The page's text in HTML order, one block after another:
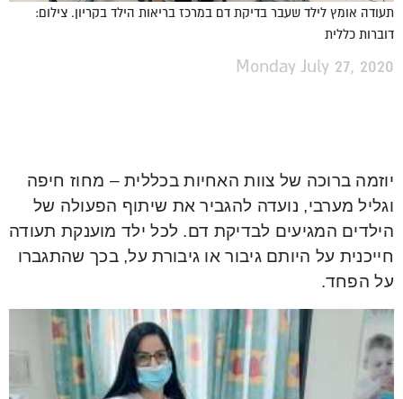
תעודה אומץ לילד שעבר בדיקת דם במרכז בריאות הילד בקריון. צילום:
דוברות כללית
Monday July 27, 2020
יוזמה ברוכה של צוות האחיות בכללית – מחוז חיפה
וגליל מערבי, נועדה להגביר את שיתוף הפעולה של
הילדים המגיעים לבדיקת דם. לכל ילד מוענקת תעודה
חייכנית על היותם גיבור או גיבורת על, בכך שהתגברו
על הפחד.